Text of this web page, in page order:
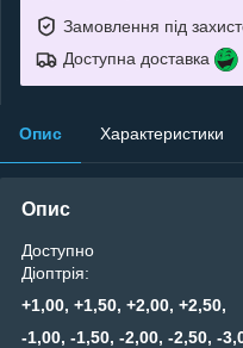
Замовлення під
Доступна доставка
Опис Характеристики
Опис
Доступно
Діоптрія:
+1,00, +1,50, +2,00, +2,50,
-1,00, -1,50, -2,00, -2,50, -